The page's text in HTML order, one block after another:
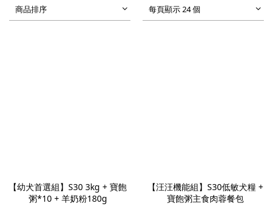
商品排序 每頁顯示 24 個
【幼犬首選組】S30 3kg + 寶飽
粥*10 + 羊奶粉180g
【汪汪機能組】S30低敏犬糧 +
寶飽粥主食肉蓉餐包